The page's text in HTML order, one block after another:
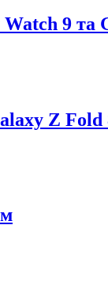
Watch 9
Z